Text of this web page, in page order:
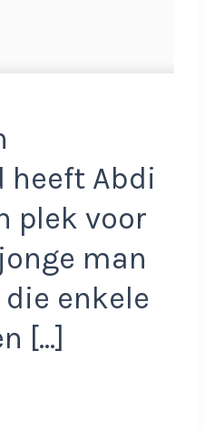
heeft Abdi
plek voor
man
enkele
[…]